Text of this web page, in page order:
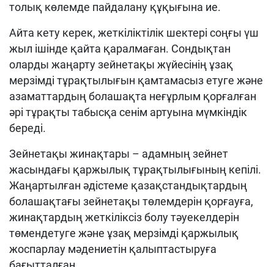
толық көлемде пайдалану құқығына ие.
Айта кету керек, жеткіліктілік шектері соңғы үш
жыл ішінде қайта қаралмаған. Сондықтан
оларды жаңарту зейнетақы жүйесінің ұзақ
мерзімді тұрақтылығын қамтамасыз етуге және
азаматтардың болашақта неғұрлым қорғалған
әрі тұрақты табысқа сенім артуына мүмкіндік
береді.
Зейнетақы жинақтары – адамның зейнет
жасындағы қаржылық тұрақтылығының кепілі.
Жаңартылған әдістеме қазақстандықтардың
болашақтағы зейнетақы төлемдерін қорғауға,
жинақтардың жеткіліксіз болу тәуекелдерін
төмендетуге және ұзақ мерзімді қаржылық
жоспарлау мәдениетін қалыптастыруға